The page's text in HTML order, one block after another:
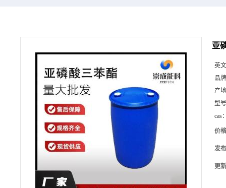
亚
英
品
产
型
cas
价
发
更